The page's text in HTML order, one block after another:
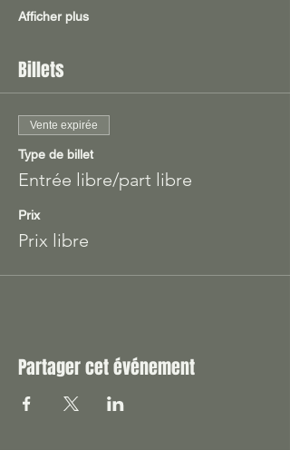
Afficher plus
Billets
Vente expirée
Type de billet
Entrée libre/part libre
Prix
Prix libre
Partager cet événement